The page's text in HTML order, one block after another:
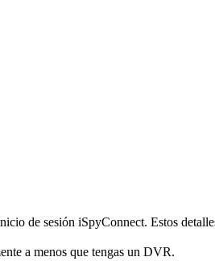
de sesión iSpyConnect. Estos
a menos que tengas un DVR.